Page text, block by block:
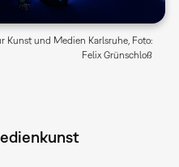
und Medien Karlsruhe, Foto:
Felix Grünschloß